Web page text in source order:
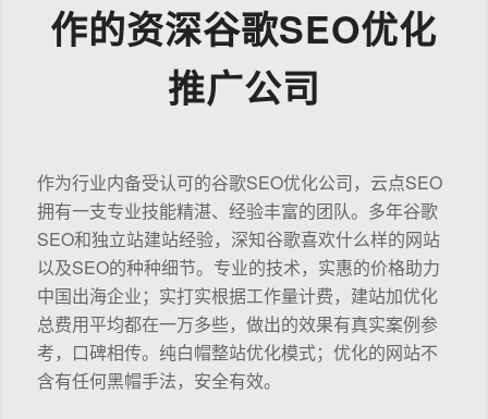
作的资深谷歌SEO优化
推广公司
作为行业内备受认可的谷歌SEO优化公司，云点SEO
拥有一支专业技能精湛、经验丰富的团队。多年谷歌
SEO和独立站建站经验，深知谷歌喜欢什么样的网站
以及SEO的种种细节。专业的技术，实惠的价格助力
中国出海企业；实打实根据工作量计费，建站加优化
总费用平均都在一万多些，做出的效果有真实案例参
考，口碑相传。纯白帽整站优化模式；优化的网站不
含有任何黑帽手法，安全有效。